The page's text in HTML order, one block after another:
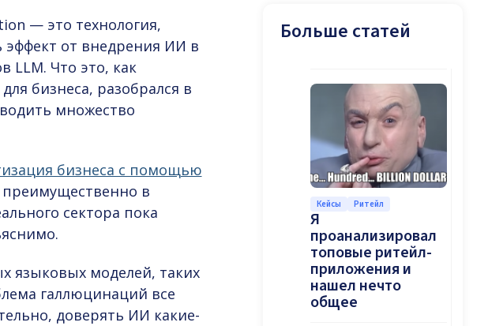
— это технология,
от внедрения ИИ в
LLM. Что это, как
бизнеса, разобрался в
множество
бизнеса с помощью
в
сектора пока
языковых моделей, таких
галлюцинаций все
доверять ИИ какие-
Больше статей
Кейсы Ритейл
Я
проанализировал
топовые ритейл-
приложения и
нашел нечто
общее